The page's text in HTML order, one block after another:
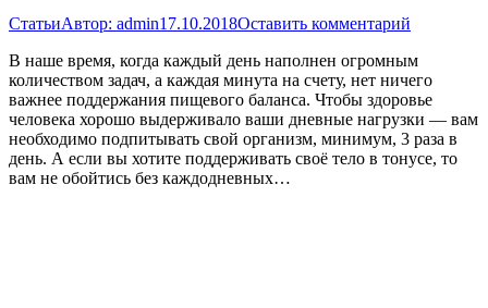
СтатьиАвтор: admin17.10.2018Оставить комментарий
В наше время, когда каждый день наполнен огромным
количеством задач, а каждая минута на счету, нет ничего
важнее поддержания пищевого баланса. Чтобы здоровье
человека хорошо выдерживало ваши дневные нагрузки — вам
необходимо подпитывать свой организм, минимум, 3 раза в
день. А если вы хотите поддерживать своё тело в тонусе, то
вам не обойтись без каждодневных…